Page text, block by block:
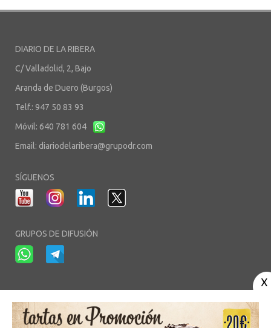
DIARIO DE LA RIBERA
C/ Valladolid, 2, Bajo
Aranda de Duero (Burgos)
Telf.: 947 50 83 93
Móvil: 640 781 604
Email: diariodelaribera@grupodr.com
SÍGUENOS
GRUPOS DE DIFUSIÓN